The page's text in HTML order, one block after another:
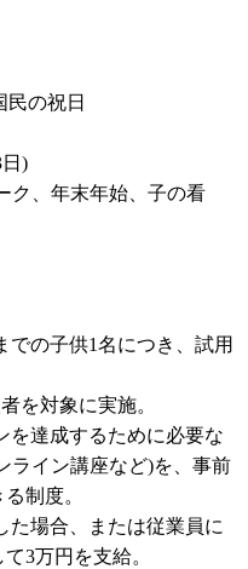
民の祝日
)
ク、年末年始、子の看
での子供1名につき、試用
を対象に実施。
を達成するために必要な
ライン講座など)を、事前
制度。
た場合、または従業員に
3万円を支給。